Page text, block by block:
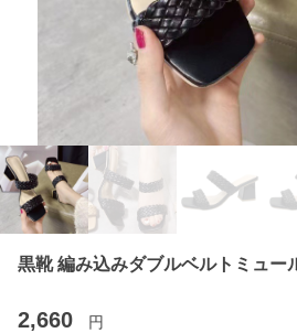
黒靴 編み込みダブルベルトミュー
2,660 円